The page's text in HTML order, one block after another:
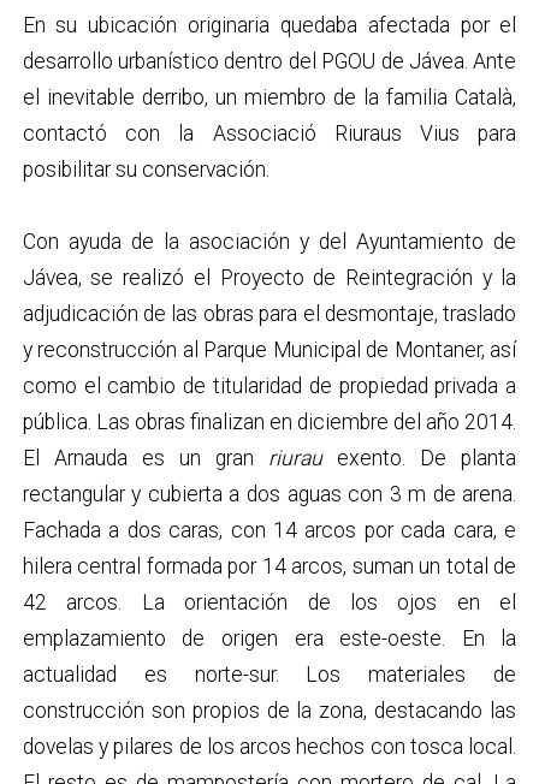
En su ubicación originaria quedaba afectada por el
desarrollo urbanístico dentro del PGOU de Jávea. Ante
el inevitable derribo, un miembro de la familia Català,
contactó con la Associació Riuraus Vius para
posibilitar su conservación.
Con ayuda de la asociación y del Ayuntamiento de
Jávea, se realizó el Proyecto de Reintegración y la
adjudicación de las obras para el desmontaje, traslado
y reconstrucción al Parque Municipal de Montaner, así
como el cambio de titularidad de propiedad privada a
pública. Las obras finalizan en diciembre del año 2014.
El Arnauda es un gran riurau exento. De planta
rectangular y cubierta a dos aguas con 3 m de arena.
Fachada a dos caras, con 14 arcos por cada cara, e
hilera central formada por 14 arcos, suman un total de
42 arcos. La orientación de los ojos en el
emplazamiento de origen era este-oeste. En la
actualidad es norte-sur. Los materiales de
construcción son propios de la zona, destacando las
dovelas y pilares de los arcos hechos con tosca local.